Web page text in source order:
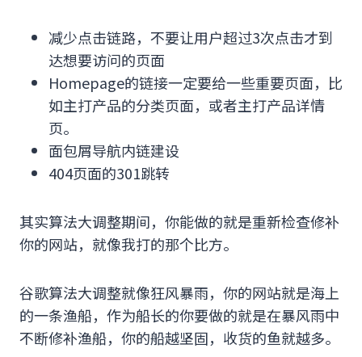
减少点击链路，不要让用户超过3次点击才到
达想要访问的页面
Homepage的链接一定要给一些重要页面，比
如主打产品的分类页面，或者主打产品详情
页。
面包屑导航内链建设
404页面的301跳转
其实算法大调整期间，你能做的就是重新检查修补
你的网站，就像我打的那个比方。
谷歌算法大调整就像狂风暴雨，你的网站就是海上
的一条渔船，作为船长的你要做的就是在暴风雨中
不断修补渔船，你的船越坚固，收货的鱼就越多。